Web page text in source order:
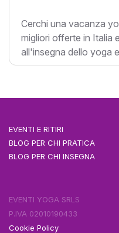
Cerchi una vacanza
migliori offerte in Italia
all'insegna dello yoga
EVENTI E RITIRI
BLOG PER CHI PRATICA
BLOG PER CHI INSEGNA
EVENTI YOGA SRLS
P.IVA 02010190433
Cookie Policy